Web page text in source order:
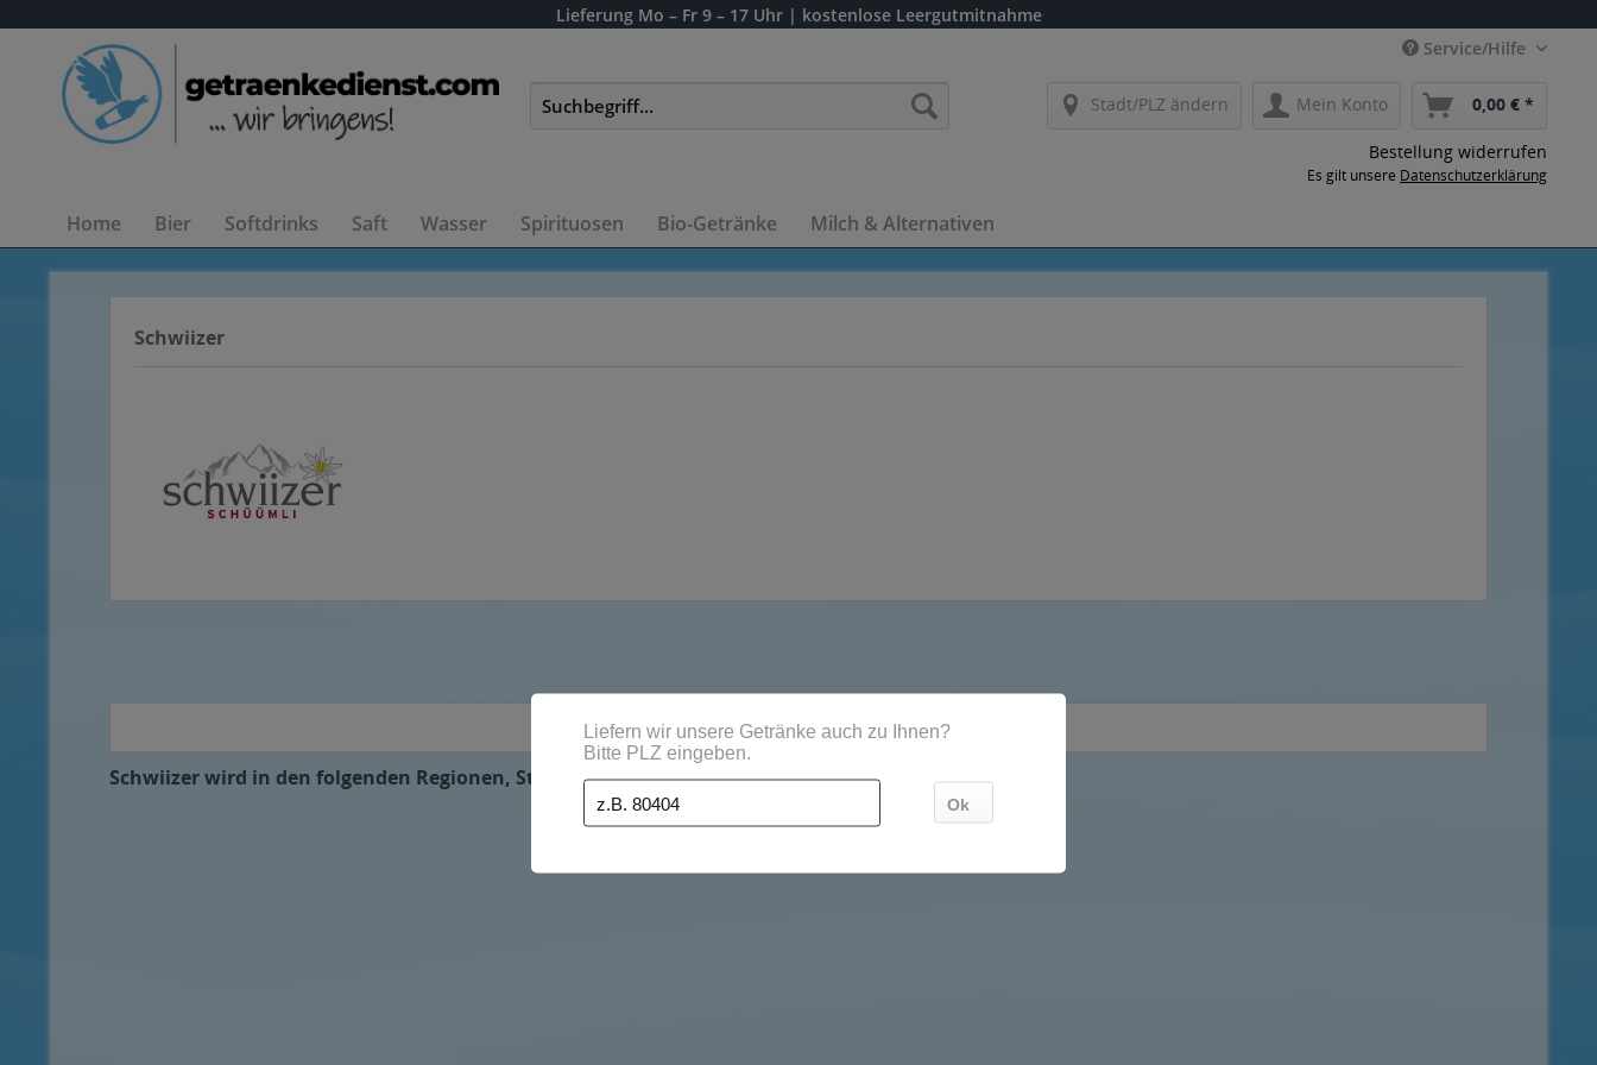
Lieferung Mo – Fr 9 – 17 Uhr | kostenlose Leergutmitnahme
Service/Hilfe
Stadt/PLZ ändern Mein Konto 0,00 € *
Bestellung widerrufen
Es gilt unsere Datenschutzerklärung
Home Bier Softdrinks Saft Wasser Spirituosen Bio-Getränke Milch & Alternativen
Schwiizer
Schwiizer wird in den folgenden Regionen, Städten, Orten und Postleitzahl-Gebieten geliefert